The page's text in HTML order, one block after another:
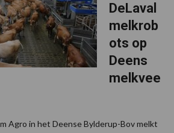
DeLaval
melkrob
ots op
Deens
melkvee
Agro in het Deense Bylderup-Bov melkt